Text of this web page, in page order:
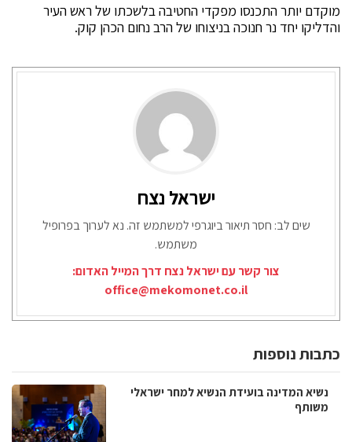
מוקדם יותר התכנסו מפקדי החטיבה בלשכתו של ראש העיר
והדליקו יחד נר חנוכה בניצוחו של הרב נחום הכהן קוק.
ישראל נצח
שים לב: חסר תיאור ביוגרפי למשתמש זה. נא לערוך בפרופיל
משתמש.
צור קשר עם ישראל נצח דרך המייל האדום:
office@mekomonet.co.il
כתבות נוספות
נשיא המדינה בועידת הנשיא למחר ישראלי
משותף